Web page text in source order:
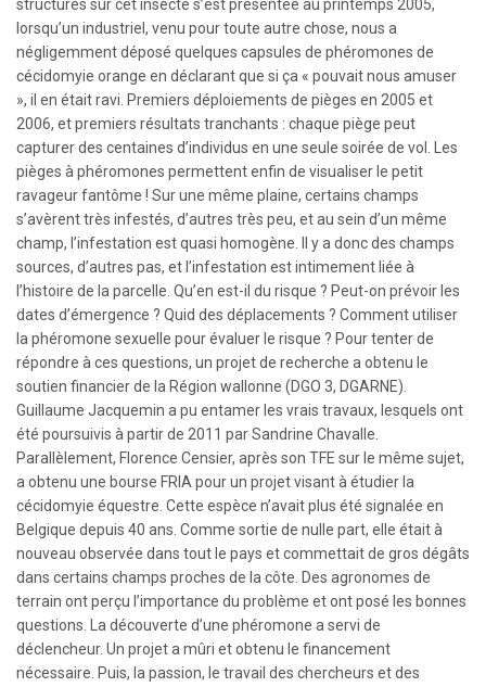
structurés sur cet insecte s’est présentée au printemps 2005,
lorsqu’un industriel, venu pour toute autre chose, nous a
négligemment déposé quelques capsules de phéromones de
cécidomyie orange en déclarant que si ça « pouvait nous amuser
», il en était ravi. Premiers déploiements de pièges en 2005 et
2006, et premiers résultats tranchants : chaque piège peut
capturer des centaines d’individus en une seule soirée de vol. Les
pièges à phéromones permettent enfin de visualiser le petit
ravageur fantôme ! Sur une même plaine, certains champs
s’avèrent très infestés, d’autres très peu, et au sein d’un même
champ, l’infestation est quasi homogène. Il y a donc des champs
sources, d’autres pas, et l’infestation est intimement liée à
l’histoire de la parcelle. Qu’en est-il du risque ? Peut-on prévoir les
dates d’émergence ? Quid des déplacements ? Comment utiliser
la phéromone sexuelle pour évaluer le risque ? Pour tenter de
répondre à ces questions, un projet de recherche a obtenu le
soutien financier de la Région wallonne (DGO 3, DGARNE).
Guillaume Jacquemin a pu entamer les vrais travaux, lesquels ont
été poursuivis à partir de 2011 par Sandrine Chavalle.
Parallèlement, Florence Censier, après son TFE sur le même sujet,
a obtenu une bourse FRIA pour un projet visant à étudier la
cécidomyie équestre. Cette espèce n’avait plus été signalée en
Belgique depuis 40 ans. Comme sortie de nulle part, elle était à
nouveau observée dans tout le pays et commettait de gros dégâts
dans certains champs proches de la côte. Des agronomes de
terrain ont perçu l’importance du problème et ont posé les bonnes
questions. La découverte d’une phéromone a servi de
déclencheur. Un projet a mûri et obtenu le financement
nécessaire. Puis, la passion, le travail des chercheurs et des